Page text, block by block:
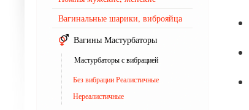
Вагинальные шарики, виброяйца
Вагины Мастурбаторы
Мастурбаторы с вибрацией
Без вибрации Реалистичные
Нереалистичные